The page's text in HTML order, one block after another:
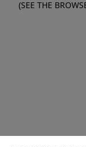
(SEE THE